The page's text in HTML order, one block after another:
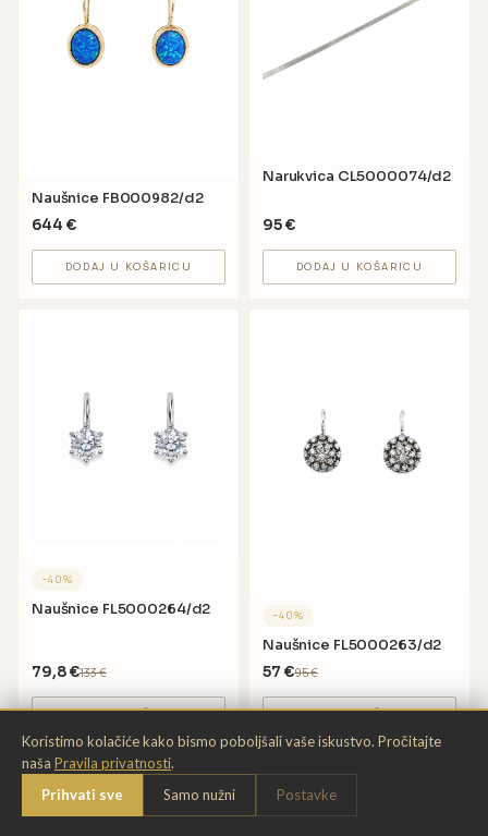
Naušnice FB000982/d2
644 €
DODAJ U KOŠARICU
Narukvica CL5000074/d2
95€
DODAJ U KOŠARICU
−40%
Naušnice FL5000264/d2
79,8€133€
DODAJ U KOŠARICU
−40%
Naušnice FL5000263/d2
57 €95€
DODAJ U KOŠARICU
Koristimo kolačiće kako bismo poboljšali vaše iskustvo. Pročitajte
naša Pravila privatnosti.
Prihvati sve
Samo nužni Postavke